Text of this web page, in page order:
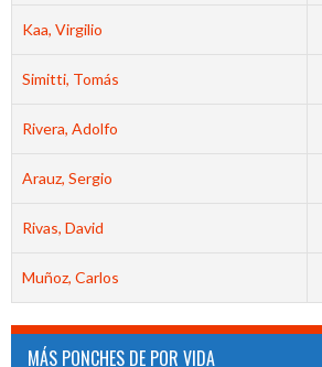
Kaa, Virgilio
Simitti, Tomás
Rivera, Adolfo
Arauz, Sergio
Rivas, David
Muñoz, Carlos
MÁS PONCHES DE POR VIDA